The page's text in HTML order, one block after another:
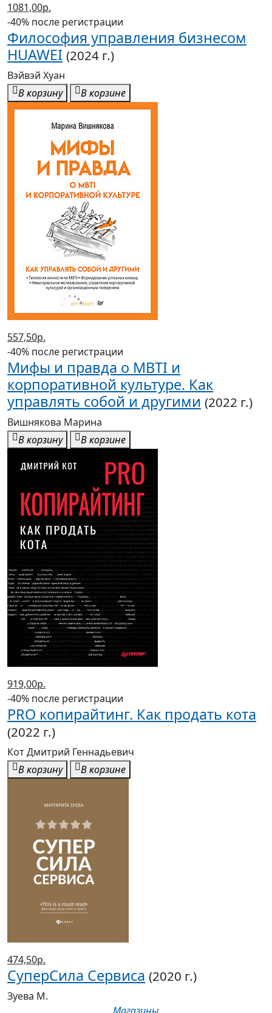
1081,00р.
-40% после регистрации
Философия управления бизнесом
HUAWEI (2024 г.)
Вэйвэй Хуан
В корзину
В корзине
557,50р.
-40% после регистрации
Мифы и правда о MBTI и
корпоративной культуре. Как
управлять собой и другими (2022 г.)
Вишнякова Марина
В корзину
В корзине
919,00р.
-40% после регистрации
PRO копирайтинг. Как продать кота
(2022 г.)
Кот Дмитрий Геннадьевич
В корзину
В корзине
474,50р.
СуперСила Сервиса (2020 г.)
Зуева М.